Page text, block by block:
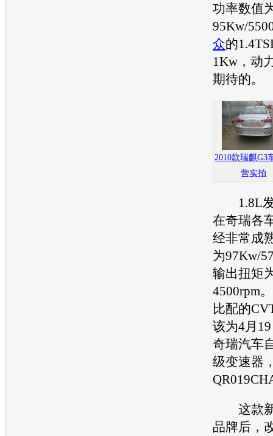
功率数值
95Kw/
众的
1Kw，动
期待的。
2010款瑞麒G3
营实拍
1.8L发
在奇瑞各
经非常成
为97Kw/
输出扭矩
4500rpm
比配的
该为4月
奇瑞汽车
级变速器
这款
品牌后，